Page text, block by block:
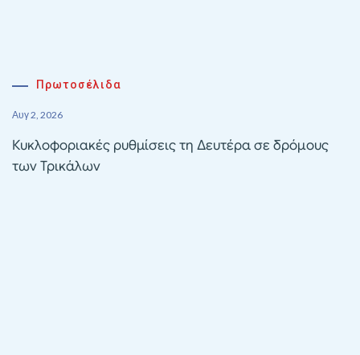
Πρωτοσέλιδα
Αυγ 2, 2026
Κυκλοφοριακές ρυθμίσεις τη Δευτέρα σε δρόμους
των Τρικάλων